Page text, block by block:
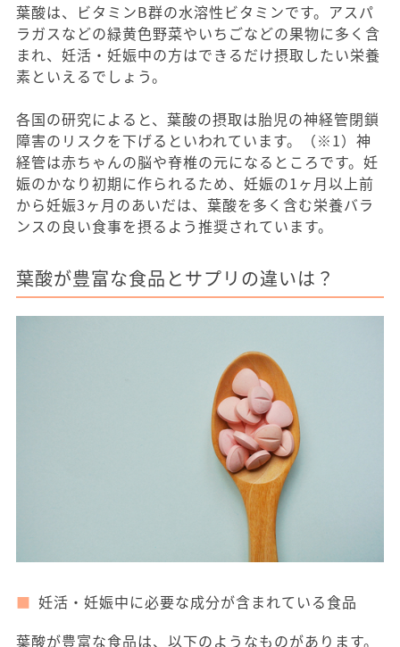
葉酸は、ビタミンB群の水溶性ビタミンです。アスパ
ラガスなどの緑黄色野菜やいちごなどの果物に多く含
まれ、妊活・妊娠中の方はできるだけ摂取したい栄養
素といえるでしょう。
各国の研究によると、葉酸の摂取は胎児の神経管閉鎖
障害のリスクを下げるといわれています。（※1）神
経管は赤ちゃんの脳や脊椎の元になるところです。妊
娠のかなり初期に作られるため、妊娠の1ヶ月以上前
から妊娠3ヶ月のあいだは、葉酸を多く含む栄養バラ
ンスの良い食事を摂るよう推奨されています。
葉酸が豊富な食品とサプリの違いは？
妊活・妊娠中に必要な成分が含まれている食品
葉酸が豊富な食品は、以下のようなものがあります。